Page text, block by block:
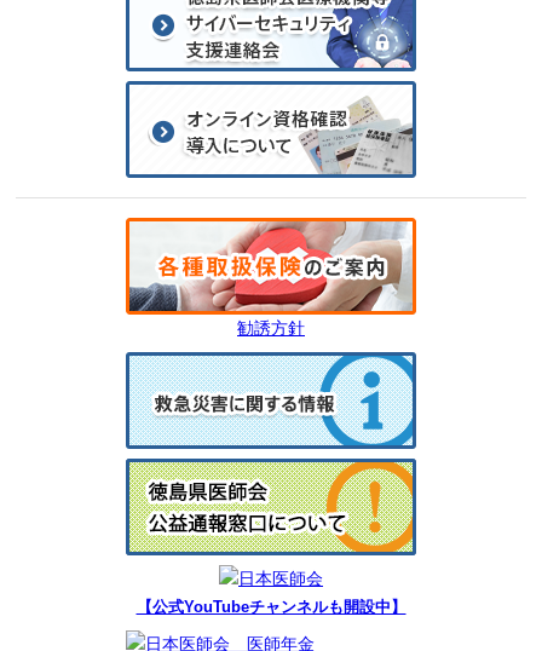
勧誘方針
【公式YouTubeチャンネルも開設中】